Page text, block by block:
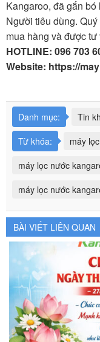
Kangaroo, đã gắn
Người tiêu dùng.
mua hàng và được tư
HOTLINE: 096 703
Website: https://
Danh mục: Tin
Từ khóa:
máy
máy lọc nước
máy lọc nước
BÀI VIẾT LIÊN QUAN